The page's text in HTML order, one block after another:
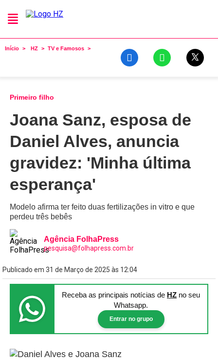
Início HZ TV e Famosos
Primeiro filho
Joana Sanz, esposa de
Daniel Alves, anuncia
gravidez: 'Minha última
esperança'
Modelo afirma ter feito duas fertilizações in vitro e que
perdeu três bebês
Agência FolhaPress
pesquisa@folhapress.com.br
Publicado em 31 de Março de 2025 às 12:04
Receba as principais notícias de HZ no seu
Whatsapp.
Entrar no grupo